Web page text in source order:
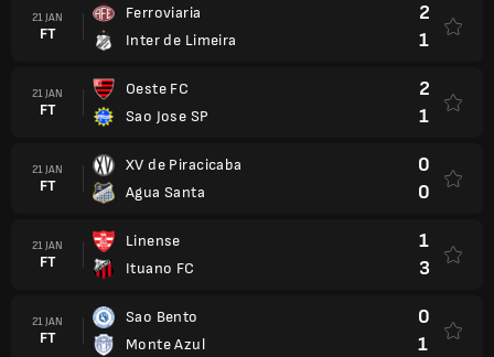
21 JAN
FT
Ferroviaria
Inter de Limeira
2
1
21 JAN
FT
Oeste FC
Sao Jose SP
2
1
21 JAN
FT
XV de Piracicaba
Agua Santa
0
0
21 JAN
FT
Linense
Ituano FC
1
3
21 JAN
FT
Sao Bento
Monte Azul
0
1